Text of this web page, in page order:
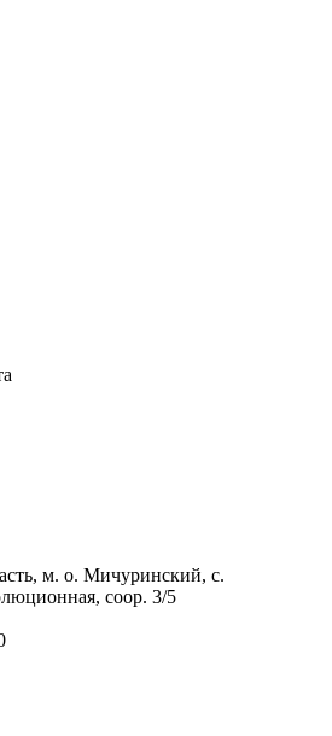
м. о. Мичуринский, с.
соор. 3/5